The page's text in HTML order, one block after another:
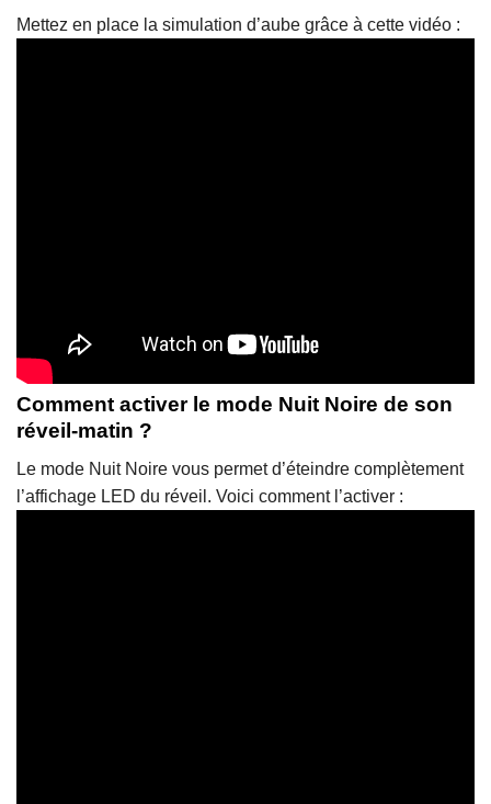
Mettez en place la simulation d’aube grâce à cette vidéo :
Comment activer le mode Nuit Noire de son
réveil-matin ?
Le mode Nuit Noire vous permet d’éteindre complètement
l’affichage LED du réveil. Voici comment l’activer :